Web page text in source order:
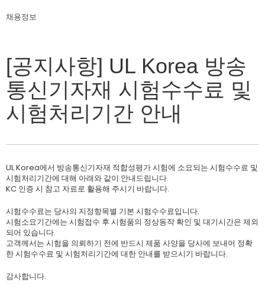
채용정보
[공지사항] UL Korea 방송
통신기자재 시험수수료 및
시험처리기간 안내
UL Korea에서 방송통신기자재 적합성평가 시험에 소요되는 시험수수료 및
시험처리기간에 대해 아래와 같이 안내드립니다.
KC 인증 시 참고 자료로 활용해 주시기 바랍니다.
시험수수료는 당사의 지정항목별 기본 시험수수료입니다.
시험소요기간에는 시험접수 후 시험품의 정상동작 확인 및 대기시간은 제외
되어 있습니다.
고객께서는 시험을 의뢰하기 전에 반드시 제품 사양을 당사에 보내어 정확
한 시험수수료 및 시험처리기간에 대한 안내를 받으시기 바랍니다.
감사합니다.